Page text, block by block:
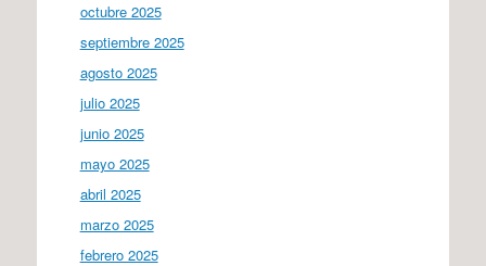
octubre 2025
septiembre 2025
agosto 2025
julio 2025
junio 2025
mayo 2025
abril 2025
marzo 2025
febrero 2025